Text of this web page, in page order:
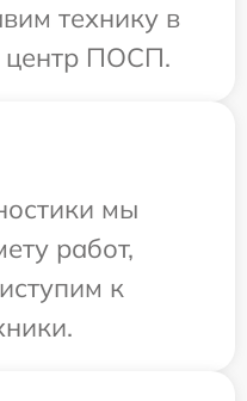
технику в
центр ПОСП.
мы
работ,
к